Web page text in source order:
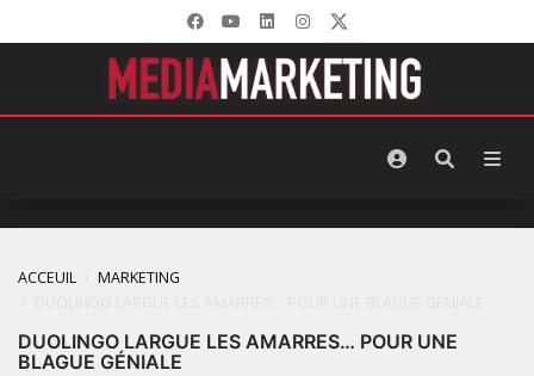
ACCEUIL
MARKETING
DUOLINGO LARGUE LES AMARRES… POUR UNE
BLAGUE GÉNIALE